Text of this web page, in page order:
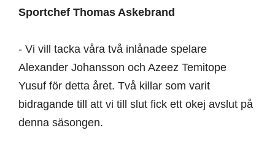
Sportchef Thomas Askebrand
- Vi vill tacka våra två inlånade spelare
Alexander Johansson och Azeez Temitope
Yusuf för detta året. Två killar som varit
bidragande till att vi till slut fick ett okej avslut på
denna säsongen.